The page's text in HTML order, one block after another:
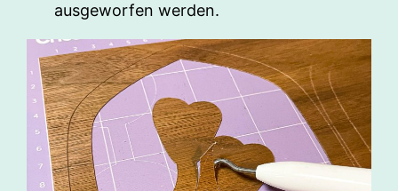
ausgeworfen werden.